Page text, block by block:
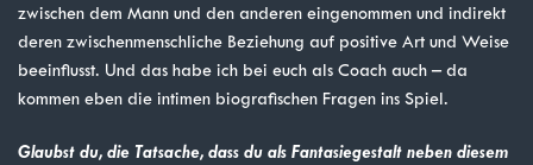
zwischen dem Mann und den anderen eingenommen und indirekt
deren zwischenmenschliche Beziehung auf positive Art und Weise
beeinflusst. Und das habe ich bei euch als Coach auch – da
kommen eben die intimen biografischen Fragen ins Spiel.
Glaubst du, die Tatsache, dass du als Fantasiegestalt neben diesem